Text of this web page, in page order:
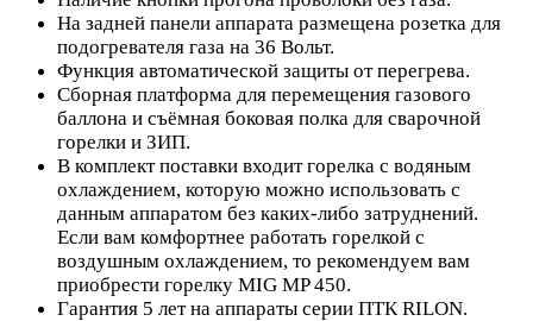
На задней панели аппарата размещена розетка для
подогревателя газа на 36 Вольт.
Функция автоматической защиты от перегрева.
Сборная платформа для перемещения газового
баллона и съёмная боковая полка для сварочной
горелки и ЗИП.
В комплект поставки входит горелка с водяным
охлаждением, которую можно использовать с
данным аппаратом без каких-либо затруднений.
Если вам комфортнее работать горелкой с
воздушным охлаждением, то рекомендуем вам
приобрести горелку MIG MP 450.
Гарантия 5 лет на аппараты серии ПТК RILON.